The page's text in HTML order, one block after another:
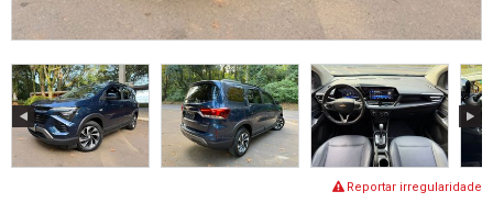
Reportar irregularidade